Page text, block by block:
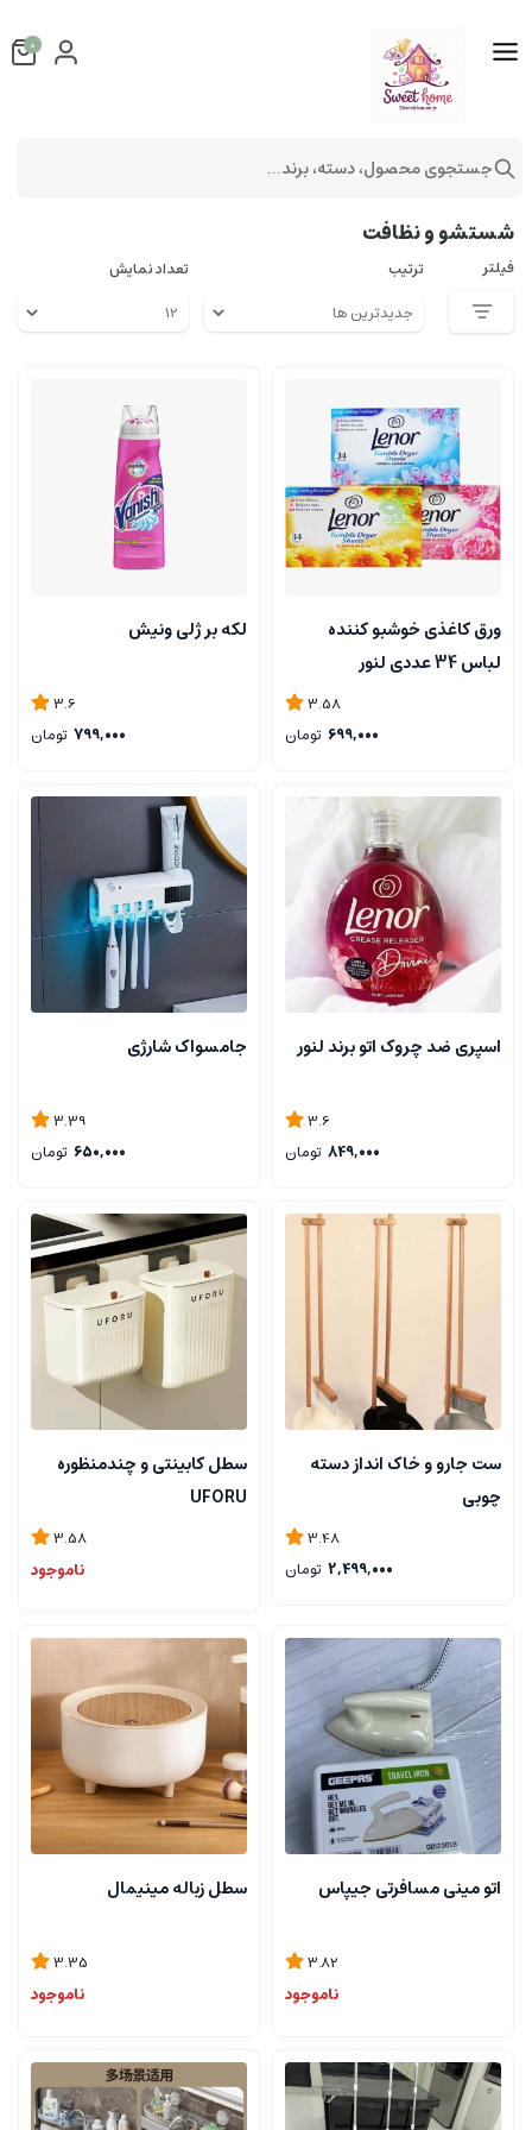
شستشو و نظافت
فیلتر ترتیب تعداد نمایش
ورق کاغذی خوشبو کننده
لباس 34 عددی لنور
3.58
699,000 تومان
لكه بر ژلی ونیش
3.6
799,000 تومان
اسپری ضد چروک اتو برند لنور
3.6
849,000 تومان
جامسواک شارژی
3.39
650,000 تومان
ست جارو و خاک انداز دسته
چوبی
3.48
2,499,000 تومان
سطل کابینتی و چندمنظوره
UFORU
3.58
ناموجود
اتو مینی مسافرتی جیپاس
3.82
ناموجود
سطل زباله مینیمال
3.35
ناموجود
0
جستجوی محصول، دسته، برند...